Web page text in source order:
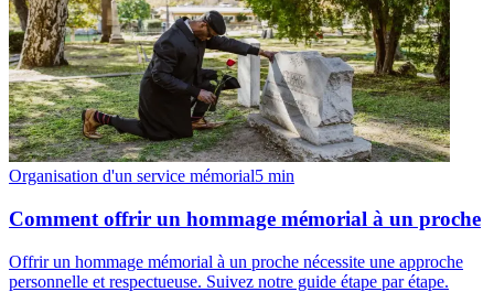
Organisation d'un service mémorial5 min
Comment offrir un hommage mémorial à un proche
Offrir un hommage mémorial à un proche nécessite une approche
personnelle et respectueuse. Suivez notre guide étape par étape.